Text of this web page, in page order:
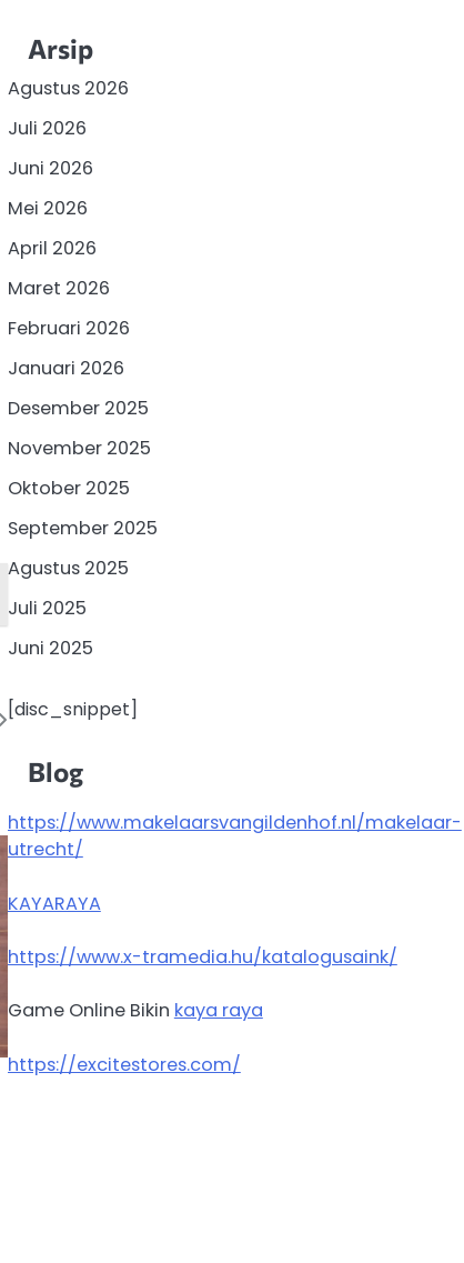
Arsip
Agustus 2026
Juli 2026
Juni 2026
Mei 2026
April 2026
Maret 2026
Februari 2026
Januari 2026
Desember 2025
November 2025
Oktober 2025
September 2025
Agustus 2025
Juli 2025
Juni 2025
[disc_snippet]
Blog
https://www.makelaarsvangildenhof.nl/makelaar-
utrecht/
KAYARAYA
https://www.x-tramedia.hu/katalogusaink/
Game Online Bikin kaya raya
https://excitestores.com/